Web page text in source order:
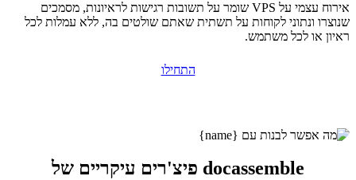
אירוח עצמי על VPS שומר על תשובות רגישות לראיונות, מסמכים
שנוצרו ונתוני לקוחות על תשתית שאתם שולטים בה, ללא עמלות לכל
ראיון או לכל משתמש.
התחילו
פיצ'רים עיקריים של docassemble